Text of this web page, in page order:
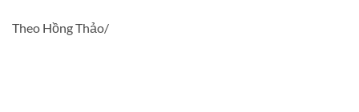
Theo Hồng Thảo/